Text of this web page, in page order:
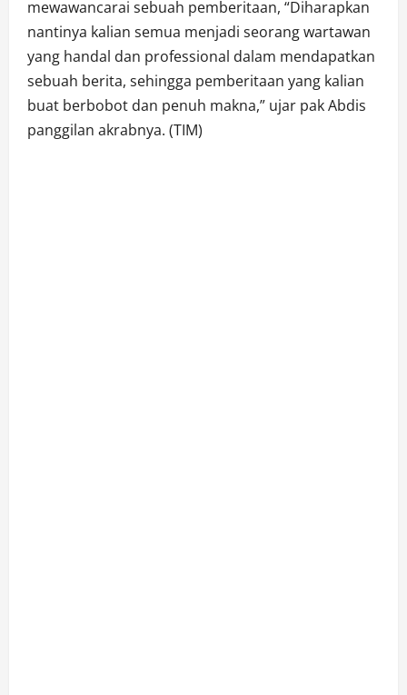
mewawancarai sebuah pemberitaan, “Diharapkan
nantinya kalian semua menjadi seorang wartawan
yang handal dan professional dalam mendapatkan
sebuah berita, sehingga pemberitaan yang kalian
buat berbobot dan penuh makna,” ujar pak Abdis
panggilan akrabnya. (TIM)